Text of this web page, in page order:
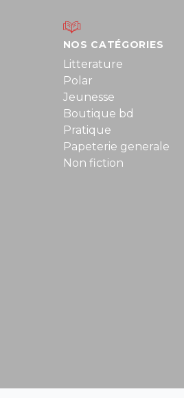
NOS CATÉGORIES
Litterature
Polar
Jeunesse
Boutique bd
Pratique
Papeterie generale
Non fiction